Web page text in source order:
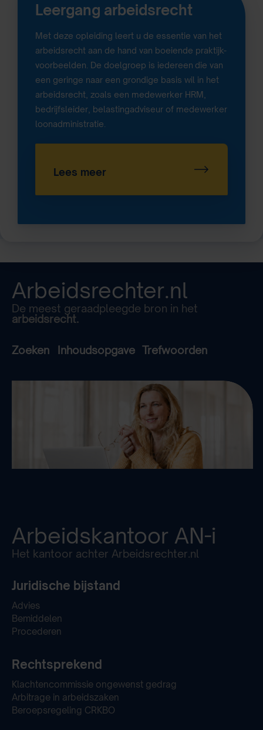
Leergang arbeidsrecht
Met deze opleiding leert u de essentie van het
arbeidsrecht aan de hand van boeiende praktijk-
voorbeelden. De doelgroep is iedereen die van
een geringe naar een grondige basis wil in het
arbeidsrecht, zoals een medewerker HRM,
bedrijfsleider, belastingadviseur of medewerker
loonadministratie.
Lees meer
Arbeidsrechter.nl
De meest geraadpleegde bron in het
arbeidsrecht.
Zoeken Inhoudsopgave Trefwoorden
Arbeidskantoor AN-i
Het kantoor achter Arbeidsrechter.nl
Juridische bijstand
Advies
Bemiddelen
Procederen
Rechtsprekend
Klachtencommissie ongewenst gedrag
Arbitrage in arbeidszaken
Beroepsregeling CRKBO